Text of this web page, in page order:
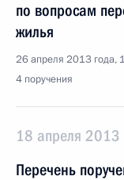
по вопросам
жилья
26 апреля 2013 года,
4 поручения
18 апреля 2013
Перечень